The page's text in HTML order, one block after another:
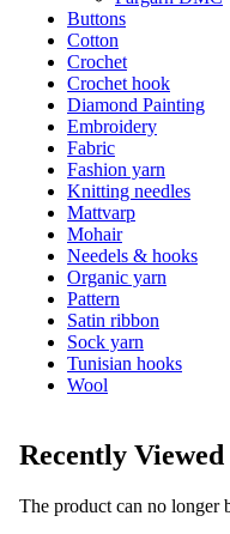
Buttons
Cotton
Crochet
Crochet hook
Diamond Painting
Embroidery
Fabric
Fashion yarn
Knitting needles
Mattvarp
Mohair
Needels & hooks
Organic yarn
Pattern
Satin ribbon
Sock yarn
Tunisian hooks
Wool
Recently Viewed
The product can no longer